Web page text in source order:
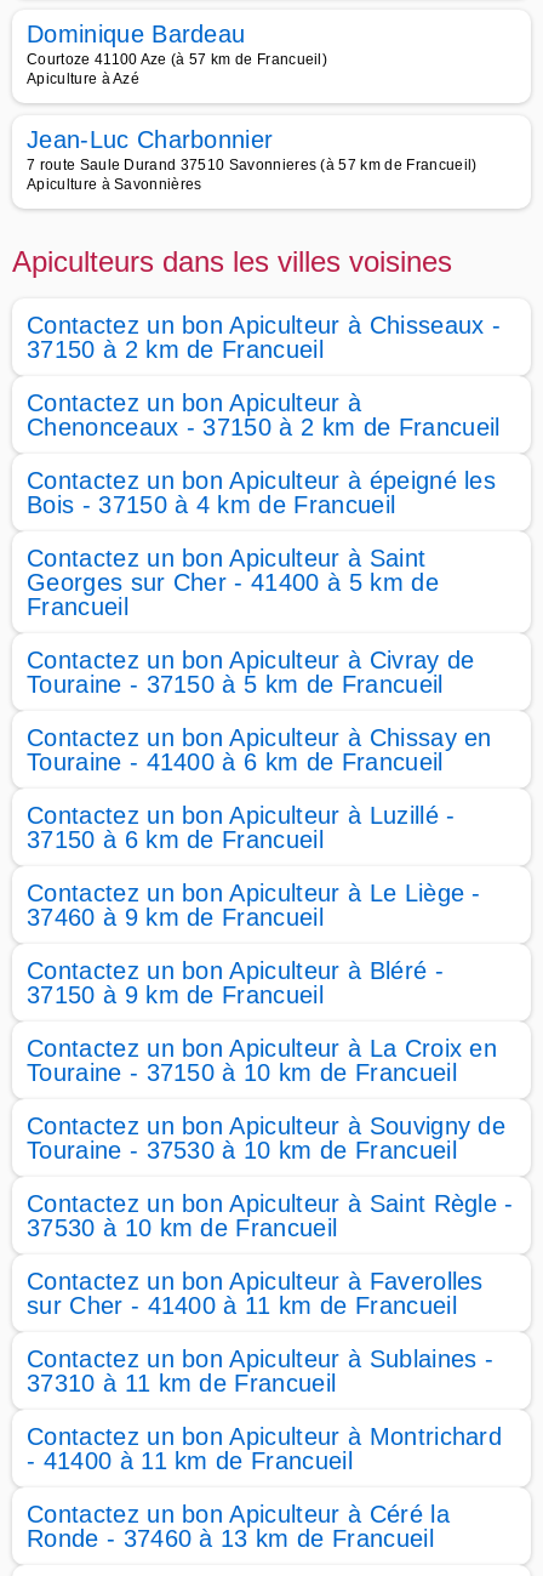
Dominique Bardeau
Courtoze 41100 Aze (à 57 km de Francueil)
Apiculture à Azé
Jean-Luc Charbonnier
7 route Saule Durand 37510 Savonnieres (à 57 km de Francueil)
Apiculture à Savonnières
Apiculteurs dans les villes voisines
Contactez un bon Apiculteur à Chisseaux -
37150 à 2 km de Francueil
Contactez un bon Apiculteur à
Chenonceaux - 37150 à 2 km de Francueil
Contactez un bon Apiculteur à épeigné les
Bois - 37150 à 4 km de Francueil
Contactez un bon Apiculteur à Saint
Georges sur Cher - 41400 à 5 km de
Francueil
Contactez un bon Apiculteur à Civray de
Touraine - 37150 à 5 km de Francueil
Contactez un bon Apiculteur à Chissay en
Touraine - 41400 à 6 km de Francueil
Contactez un bon Apiculteur à Luzillé -
37150 à 6 km de Francueil
Contactez un bon Apiculteur à Le Liège -
37460 à 9 km de Francueil
Contactez un bon Apiculteur à Bléré -
37150 à 9 km de Francueil
Contactez un bon Apiculteur à La Croix en
Touraine - 37150 à 10 km de Francueil
Contactez un bon Apiculteur à Souvigny de
Touraine - 37530 à 10 km de Francueil
Contactez un bon Apiculteur à Saint Règle -
37530 à 10 km de Francueil
Contactez un bon Apiculteur à Faverolles
sur Cher - 41400 à 11 km de Francueil
Contactez un bon Apiculteur à Sublaines -
37310 à 11 km de Francueil
Contactez un bon Apiculteur à Montrichard
- 41400 à 11 km de Francueil
Contactez un bon Apiculteur à Céré la
Ronde - 37460 à 13 km de Francueil